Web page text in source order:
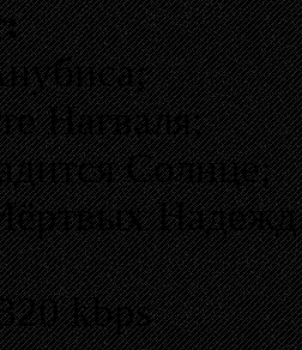
Нагваля;
Солнце;
kbps